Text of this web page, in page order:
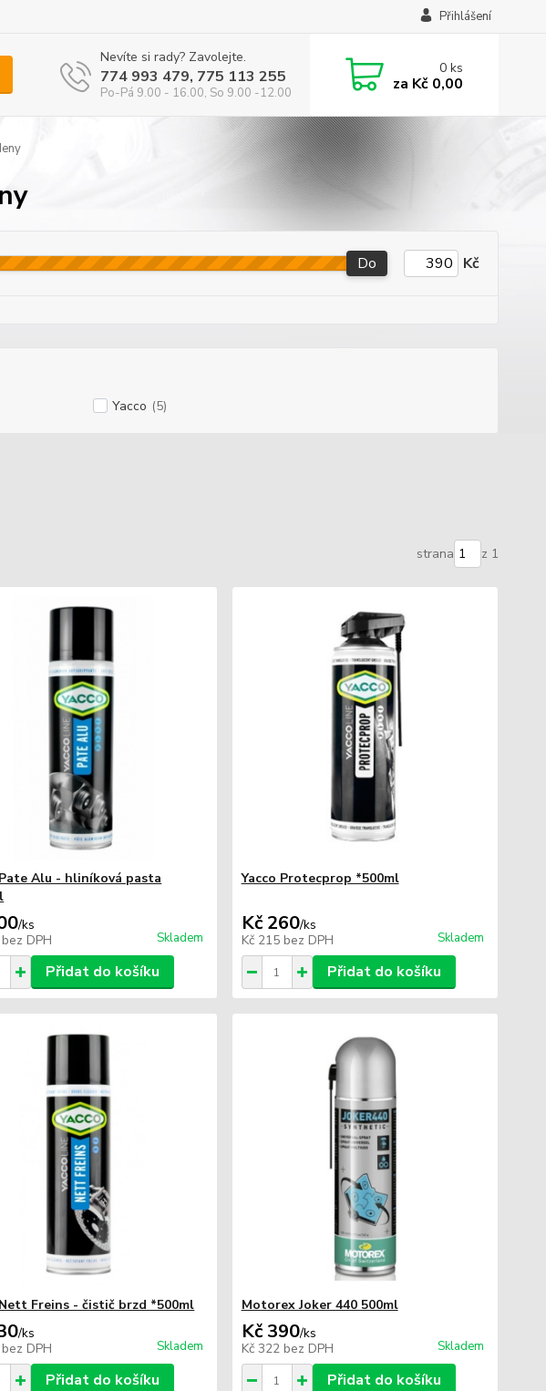
Přihlášení
Nevíte si rady? Zavolejte.
774 993 479, 775 113 255
Po-Pá 9.00 - 16.00, So 9.00 -12.00
0ks
za Kč 0,00
Do Kč
Yacco (5)
strana z 1
Alu - hliníková pasta
/ks
bez DPH Skladem
Přidat do košíku
Yacco Protecprop *500ml
Kč 260/ks
Kč 215 bez DPH Skladem
Přidat do košíku
Freins - čistič brzd *500ml
/ks
bez DPH Skladem
Přidat do košíku
Motorex Joker 440 500ml
Kč 390/ks
Kč 322 bez DPH Skladem
Přidat do košíku